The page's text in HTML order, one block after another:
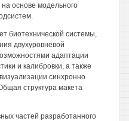
основе модельного
биотехнической системы,
двухуровневой
адаптации
и калибровки, а также
синхронно
структура макета
частей разработанного